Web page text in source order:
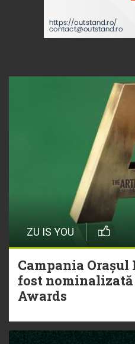
ZU IS YOU
Campania Orașul
fost
Awards